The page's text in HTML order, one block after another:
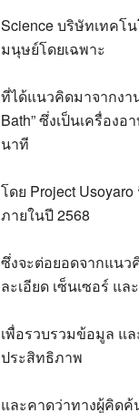
Science บริษัทเทคโ
มนุษย์โดยเฉพาะ
ที่ได้แนวคิดมาจากงา
Bath” ซึ่งเป็นเครื่อ
นาที
โดย Project
ภายในปี 2568
ซึ่งจะต่อยอดจากแนว
ละเอียด เซ็นเซอร์ แ
เพื่อรวบรวมข้อมูล แ
ประสิทธิภาพ
และคาดว่าทางผู้คิดค้